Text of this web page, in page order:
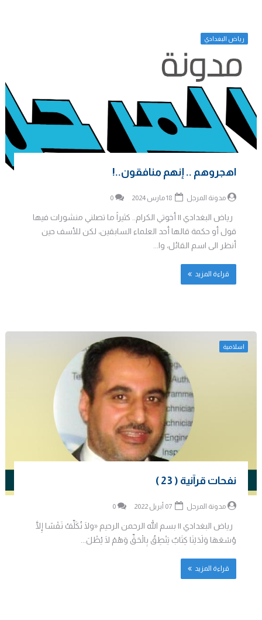
رياض البغدادي
اهجروهم .. إنهم منافقون..!
مدونة المرجل 0
رياض البغدادي || أخوتي الكرام.. كثيراً ما تصلني منشورات فيها
قول أو حكمة قالها أحد العلماء السابقين، لكن للأسف حين
أنظر الى اسم القائل، وا...
قراءة المزيد
اسلامية
نفحات قرآنية ( 23 )
مدونة المرجل 0
رياض البغدادي || بسم الله الرحمن الرحيم «ولَا نُكَلِّفُ نَفْسًا إِلَّا
وُسْعَهَا وَلَدَيْنَا كِتَابٌ يَنْطِقُ بِالْحَقِّ وَهُمْ لَا يُظْلَ...
قراءة المزيد